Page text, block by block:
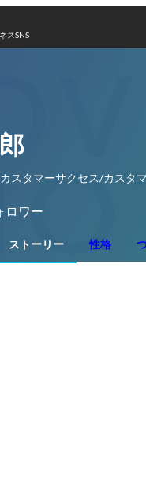
スSNS
スタマーサクセス/カスタ
ロワー
ストーリー 性格